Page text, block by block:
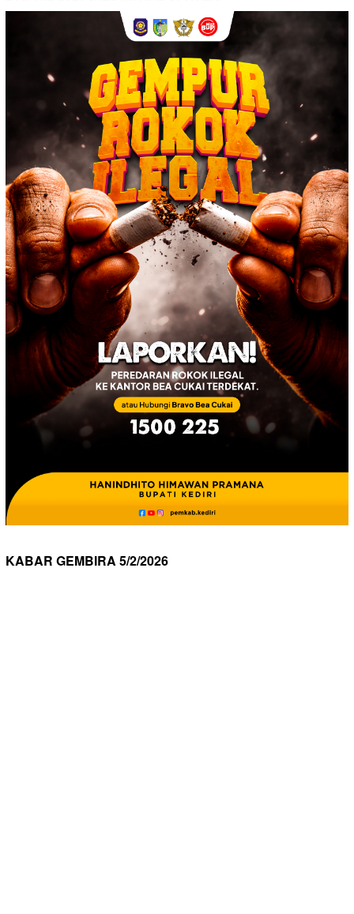
KABAR GEMBIRA 5/2/2026